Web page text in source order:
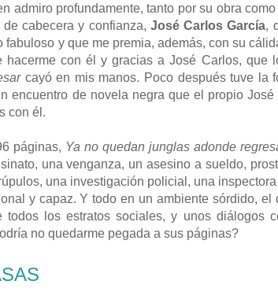
admiro profundamente, tanto por su obra
cabecera y confianza, José Carlos García,
fabuloso y que me premia, además, con su
hacerme con él y gracias a José Carlos, que
cayó en mis manos. Poco después tuve la
encuentro de novela negra que el propio
con él.
páginas, Ya no quedan junglas adonde
una venganza, un asesino a sueldo,
una investigación policial, una
y capaz. Y todo en un ambiente sórdido,
todos los estratos sociales, y unos diálogos
no quedarme pegada a sus páginas?